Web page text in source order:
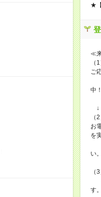
★
≪
（
ご
◎
中！
◎
↓
（
お
を
い。
（
す。